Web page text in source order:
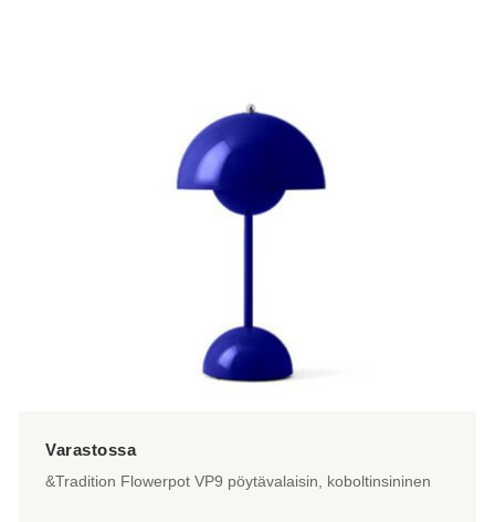
&Tradition Flowerpot VP9 pöytävalaisin, koboltinsininen